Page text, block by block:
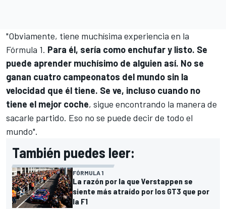
"Obviamente, tiene muchísima experiencia en la
Fórmula 1. Para él, sería como enchufar y listo. Se
puede aprender muchísimo de alguien así. No se
ganan cuatro campeonatos del mundo sin la
velocidad que él tiene. Se ve, incluso cuando no
tiene el mejor coche, sigue encontrando la manera de
sacarle partido. Eso no se puede decir de todo el
mundo".
También puedes leer:
FÓRMULA 1
La razón por la que Verstappen se
siente más atraído por los GT3 que por
la F1